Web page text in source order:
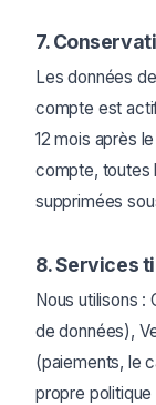
7.
Les données
compte est
12 mois après
compte, toutes
supprimées
8. Services
Nous utilisons :
de données),
(paiements, le
propre